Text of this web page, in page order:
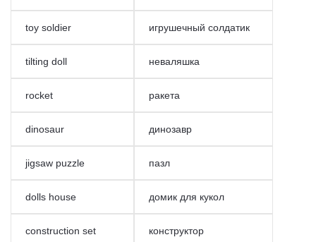
toy soldier игрушечный солдатик
tilting doll неваляшка
rocket ракета
dinosaur динозавр
jigsaw puzzle пазл
dolls house домик для кукол
construction set конструктор